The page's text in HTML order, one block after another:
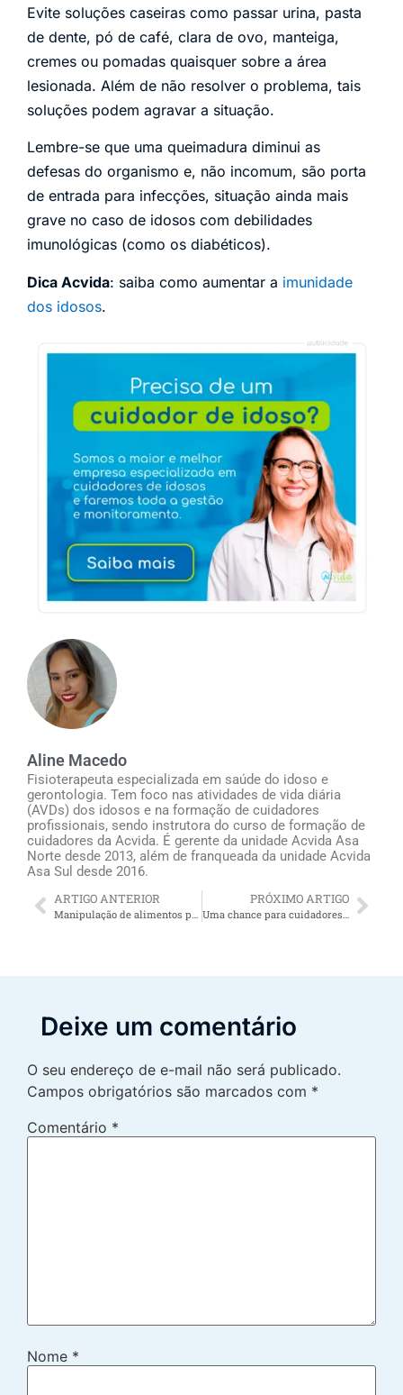
Evite soluções caseiras como passar urina, pasta
de dente, pó de café, clara de ovo, manteiga,
cremes ou pomadas quaisquer sobre a área
lesionada. Além de não resolver o problema, tais
soluções podem agravar a situação.
Lembre-se que uma queimadura diminui as
defesas do organismo e, não incomum, são porta
de entrada para infecções, situação ainda mais
grave no caso de idosos com debilidades
imunológicas (como os diabéticos).
Dica Acvida: saiba como aumentar a imunidade
dos idosos.
Aline Macedo
Fisioterapeuta especializada em saúde do idoso e
gerontologia. Tem foco nas atividades de vida diária
(AVDs) dos idosos e na formação de cuidadores
profissionais, sendo instrutora do curso de formação de
cuidadores da Acvida. É gerente da unidade Acvida Asa
Norte desde 2013, além de franqueada da unidade Acvida
Asa Sul desde 2016.
ARTIGO ANTERIOR PRÓXIMO ARTIGO
Deixe um comentário
O seu endereço de e-mail não será publicado.
Campos obrigatórios são marcados com *
Comentário *
Nome *